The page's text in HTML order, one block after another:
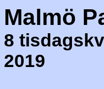
Malmö
8
2019